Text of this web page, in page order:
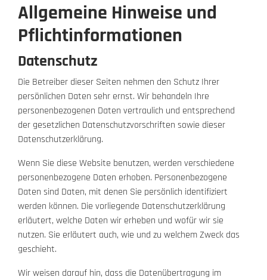
Allgemeine Hinweise und
Pflichtinformationen
Datenschutz
Die Betreiber dieser Seiten nehmen den Schutz Ihrer
persönlichen Daten sehr ernst. Wir behandeln Ihre
personenbezogenen Daten vertraulich und entsprechend
der gesetzlichen Datenschutzvorschriften sowie dieser
Datenschutzerklärung.
Wenn Sie diese Website benutzen, werden verschiedene
personenbezogene Daten erhoben. Personenbezogene
Daten sind Daten, mit denen Sie persönlich identifiziert
werden können. Die vorliegende Datenschutzerklärung
erläutert, welche Daten wir erheben und wofür wir sie
nutzen. Sie erläutert auch, wie und zu welchem Zweck das
geschieht.
Wir weisen darauf hin, dass die Datenübertragung im